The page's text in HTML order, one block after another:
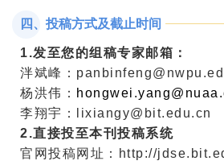
四、投稿方式及截止时间
1.发至您的组稿专家邮箱：
泮斌峰：
杨洪伟：
李翔宇：
lixiangy@bit.edu.cn
2.直接投至本刊投稿系统
官网投稿网址：
http://